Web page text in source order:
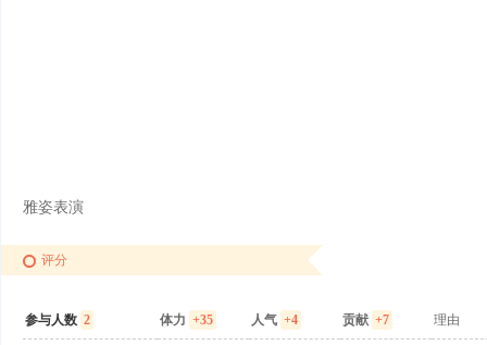
雅姿表演
评分
参与人数 2 体力 +35 人气 +4 贡献 +7 理由